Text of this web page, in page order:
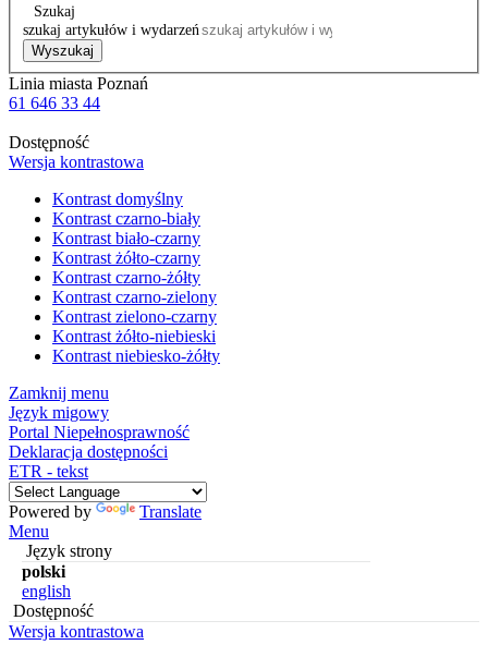
Szukaj
szukaj artykułów i wydarzeń
Wyszukaj
Linia miasta Poznań
61 646 33 44
Dostępność
Wersja kontrastowa
Kontrast domyślny
Kontrast czarno-biały
Kontrast biało-czarny
Kontrast żółto-czarny
Kontrast czarno-żółty
Kontrast czarno-zielony
Kontrast zielono-czarny
Kontrast żółto-niebieski
Kontrast niebiesko-żółty
Zamknij menu
Język migowy
Portal Niepełnosprawność
Deklaracja dostępności
ETR - tekst
Powered by
Translate
Menu
Język strony
polski
english
Dostępność
Wersja kontrastowa